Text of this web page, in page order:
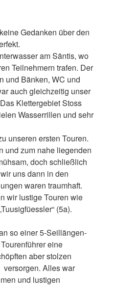
Gedanken über den
am Säntis, wo
Teilnehmern trafen. Der
und Bänken, WC und
auch gleichzeitig unser
Klettergebiet Stoss
Wasserrillen und sehr
unseren ersten Touren.
und zum nahe liegenden
doch schließlich
uns dann in den
waren traumhaft.
wir lustige Touren wie
(5a).
so einer 5-Seillängen-
eine
aber stolzen
Alles war
und lustigen